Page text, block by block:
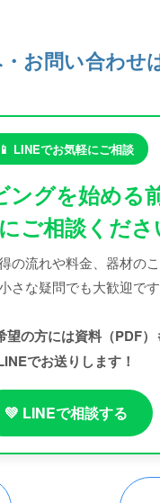
お問い合わせ
📱 LINEでお気軽にご相談
ングを始める
ご相談くだ
の流れや料金、器材のこ
さな疑問でも大歓迎です
望の方には資料（PDF）
でお送りします！
💚 LINEで相談する